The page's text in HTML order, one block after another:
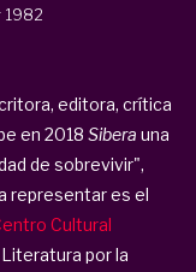
1982
editora, crítica
en 2018 Sibera una
de sobrevivir",
representar es el
Cultural
por la